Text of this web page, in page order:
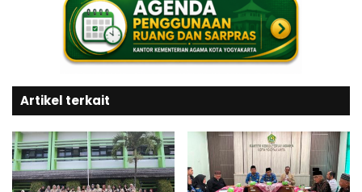
s
e
s
k
a
i
l
a
h
K
Artikel terkait